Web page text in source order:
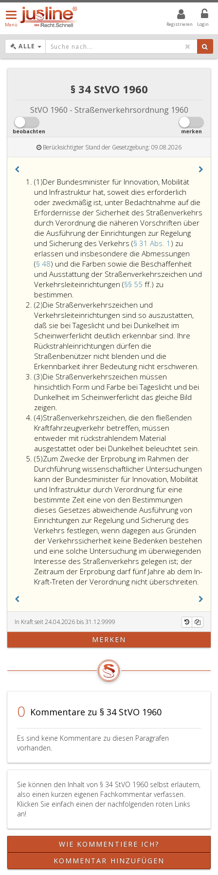
Registrieren Login
Menü
öffnen/schließen
Menü
ALLE DROPDOWN: GEWÄHLTER WERT IST ALLE
§ 34 StVO 1960
StVO 1960 - Straßenverkehrsordnung 1960
beobachten merken
Berücksichtigter Stand der Gesetzgebung: 09.08.2026
(1)Absatz
eins,
Der Bundesminister für Innovation, Mobilität
und Infrastruktur hat, soweit dies erforderlich
oder zweckmäßig ist, unter Bedachtnahme auf die
Erfordernisse der Sicherheit des Straßenverkehrs
durch Verordnung die näheren Vorschriften über
die Ausführung der Einrichtungen zur Regelung
und Sicherung des Verkehrs (§ 31 Abs. 1 ) zu
erlassen und insbesondere die Abmessungen
(§ 48) und die Farben sowie die Beschaffenheit
und Ausstattung der Straßenverkehrszeichen und
Verkehrsleiteinrichtungen (§§ 55 ff.) zu
bestimmen.
Bundesminister
für
Innovation,
Mobilität
und
Infrastruktur
hat,
soweit
dies
erforderlich
zweckmäßig
ist,
unter
Bedachtnahme
auf
die
Erfordernisse
der
Sicherheit
des
Straßenverkehrs
durch
Verordnung
die
näheren
Vorschriften
über
der
Einrichtungen
zur
Regelung
Sicherung
des
Verkehrs
(Paragraph
Absatz
zu
insbesondere
Abmessungen
(Paragraph
48,)
die
Farben
sowie
die
Beschaffenheit
(2)Absatz
2,
Die Straßenverkehrszeichen und
Verkehrsleiteinrichtungen sind so auszustatten,
daß sie bei Tageslicht und bei Dunkelheit im
Scheinwerferlicht deutlich erkennbar sind. Ihre
Rückstrahleinrichtungen dürfen die
Straßenbenützer nicht blenden und die
Erkennbarkeit ihrer Bedeutung nicht erschweren.
(3)Absatz
3,
Die Straßenverkehrszeichen müssen
hinsichtlich Form und Farbe bei Tageslicht und bei
Dunkelheit im Scheinwerferlicht das gleiche Bild
zeigen.
(4)Absatz
4,
Straßenverkehrszeichen, die den fließenden
Kraftfahrzeugverkehr betreffen, müssen
entweder mit rückstrahlendem Material
ausgestattet oder bei Dunkelheit beleuchtet sein.
(5)Absatz
5,
Zum Zwecke der Erprobung im Rahmen der
Durchführung wissenschaftlicher Untersuchungen
kann der Bundesminister für Innovation, Mobilität
und Infrastruktur durch Verordnung für eine
bestimmte Zeit eine von den Bestimmungen
dieses Gesetzes abweichende Ausführung von
Einrichtungen zur Regelung und Sicherung des
Verkehrs festlegen, wenn dagegen aus Gründen
der Verkehrssicherheit keine Bedenken bestehen
und eine solche Untersuchung im überwiegenden
Interesse des Straßenverkehrs gelegen ist; der
Zeitraum der Erprobung darf fünf Jahre ab dem In-
Kraft-Treten der Verordnung nicht überschreiten.
In Kraft seit 24.04.2026 bis 31.12.9999
MERKEN
0 Kommentare zu § 34 StVO 1960
Es sind keine Kommentare zu diesen Paragrafen
vorhanden.
Sie können den Inhalt von § 34 StVO 1960 selbst erläutern,
also einen kurzen eigenen Fachkommentar verfassen.
Klicken Sie einfach einen der nachfolgenden roten Links
an!
WIE KOMMENTIERE ICH?
KOMMENTAR HINZUFÜGEN